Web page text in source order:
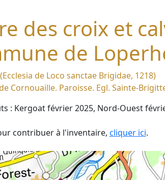
des croix et
de
(Ecclesia de Loco sanctae Brigidae, 1218)
Cornouaille. Paroisse. Egl. Sainte-
: Kergoat février 2025, Nord-Ouest
contribuer à l'inventaire, cliquer ici.